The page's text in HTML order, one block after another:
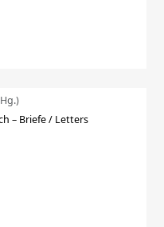
– Briefe / Letters